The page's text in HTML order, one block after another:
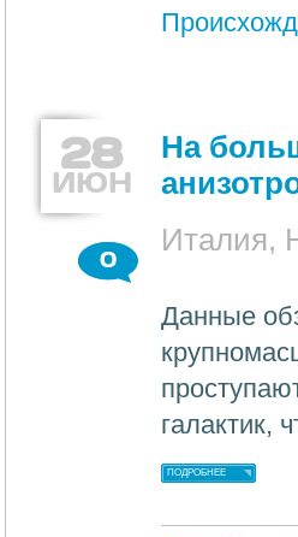
28
ИЮН
На
Италия,
0
Данные
галактик,
ПОДРОБНЕЕ